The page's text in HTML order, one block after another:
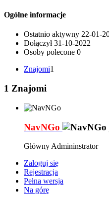
Ogólne informacje
Ostatnio aktywny 22-01-
Dołączył 31-10-2022
Osoby polecone 0
Znajomi1
1 Znajomi
NavNGo
Główny Admininstrator
Zaloguj się
Rejestracja
Pełna wersja
Na górę